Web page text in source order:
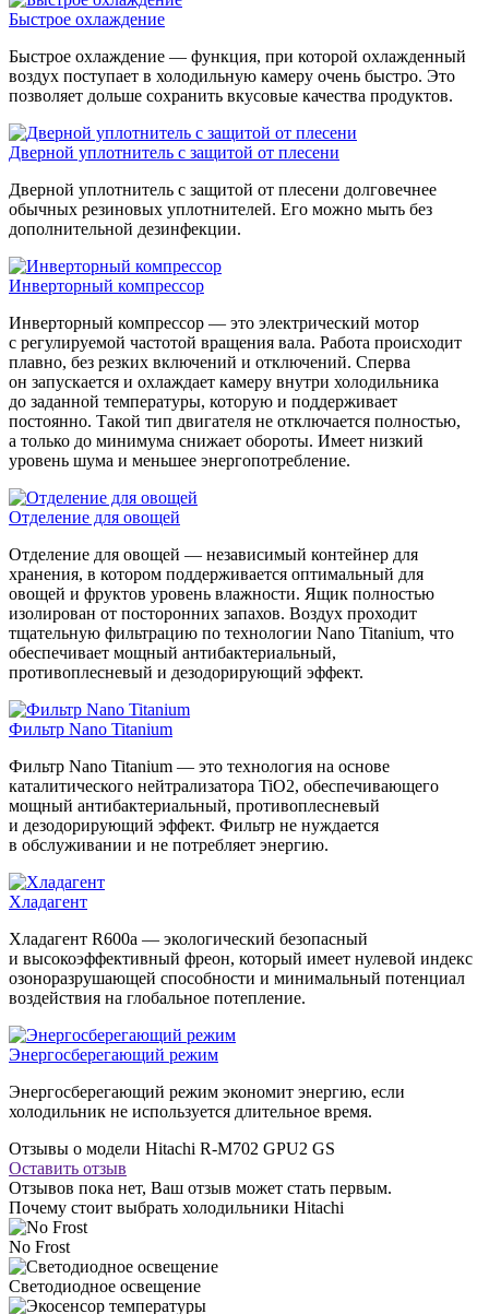
Быстрое охлаждение
Быстрое охлаждение — функция, при которой охлажденный
воздух поступает в холодильную камеру очень быстро. Это
позволяет дольше сохранить вкусовые качества продуктов.
Дверной уплотнитель с защитой от плесени
Дверной уплотнитель с защитой от плесени долговечнее
обычных резиновых уплотнителей. Его можно мыть без
дополнительной дезинфекции.
Инверторный компрессор
Инверторный компрессор — это электрический мотор
с регулируемой частотой вращения вала. Работа происходит
плавно, без резких включений и отключений. Сперва
он запускается и охлаждает камеру внутри холодильника
до заданной температуры, которую и поддерживает
постоянно. Такой тип двигателя не отключается полностью,
а только до минимума снижает обороты. Имеет низкий
уровень шума и меньшее энергопотребление.
Отделение для овощей
Отделение для овощей — независимый контейнер для
хранения, в котором поддерживается оптимальный для
овощей и фруктов уровень влажности. Ящик полностью
изолирован от посторонних запахов. Воздух проходит
тщательную фильтрацию по технологии Nano Titanium, что
обеспечивает мощный антибактериальный,
противоплесневый и дезодорирующий эффект.
Фильтр Nano Titanium
Фильтр Nano Titanium — это технология на основе
каталитического нейтрализатора TiO2, обеспечивающего
мощный антибактериальный, противоплесневый
и дезодорирующий эффект. Фильтр не нуждается
в обслуживании и не потребляет энергию.
Хладагент
Хладагент R600a — экологический безопасный
и высокоэффективный фреон, который имеет нулевой индекс
озоноразрушающей способности и минимальный потенциал
воздействия на глобальное потепление.
Энергосберегающий режим
Энергосберегающий режим экономит энергию, если
холодильник не используется длительное время.
Отзывы о модели Hitachi R-M702 GPU2 GS
Оставить отзыв
Отзывов пока нет, Ваш отзыв может стать первым.
Почему стоит выбрать холодильники Hitachi
No Frost
Светодиодное освещение